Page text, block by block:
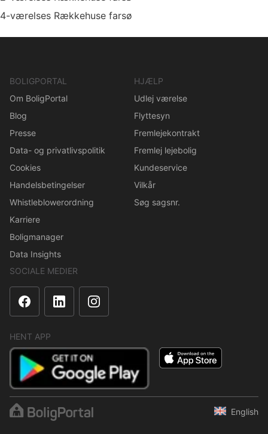
4-værelses Rækkehuse farsø
BOLIGPORTAL
Om BoligPortal
Blog
Presse
Data- og privatlivspolitik
Cookies
Handelsbetingelser
Whistleblowerordning
Karriere
Boligmanager
Data Insights
HJÆLP
Udlej værelse
Flyttesyn
Fremlejekontrakt
Fremlej lejebolig
Kundeservice
Vilkår
Søg sagsnr.
SOCIALE MEDIER
HENT APP
English